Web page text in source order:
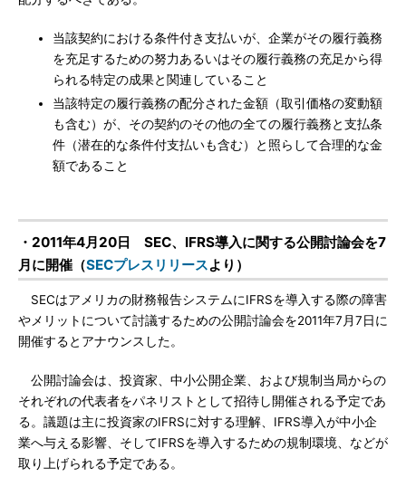
当該契約における条件付き支払いが、企業がその履行義務
を充足するための努力あるいはその履行義務の充足から得
られる特定の成果と関連していること
当該特定の履行義務の配分された金額（取引価格の変動額
も含む）が、その契約のその他の全ての履行義務と支払条
件（潜在的な条件付支払いも含む）と照らして合理的な金
額であること
・2011年4月20日 SEC、IFRS導入に関する公開討論会を7
月に開催（SECプレスリリースより）
SECはアメリカの財務報告システムにIFRSを導入する際の障害
やメリットについて討議するための公開討論会を2011年7月7日に
開催するとアナウンスした。
公開討論会は、投資家、中小公開企業、および規制当局からの
それぞれの代表者をパネリストとして招待し開催される予定であ
る。議題は主に投資家のIFRSに対する理解、IFRS導入が中小企
業へ与える影響、そしてIFRSを導入するための規制環境、などが
取り上げられる予定である。